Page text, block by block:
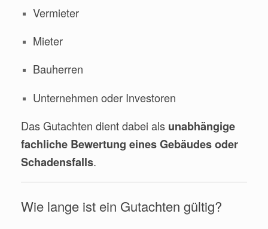
Vermieter
Mieter
Bauherren
Unternehmen oder Investoren
Das Gutachten dient dabei als unabhängige
fachliche Bewertung eines Gebäudes oder
Schadensfalls.
Wie lange ist ein Gutachten gültig?